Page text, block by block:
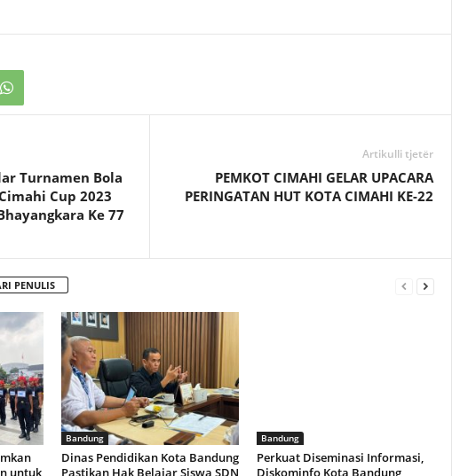
Turnamen Bola
Cup 2023
Ke 77
Artikulli tjetër
PEMKOT CIMAHI GELAR UPACARA
PERINGATAN HUT KOTA CIMAHI KE-22
PENULIS
untuk
Bandung
Dinas Pendidikan Kota Bandung
Pastikan Hak Belajar Siswa SDN
Bandung
Perkuat Diseminasi Informasi,
Diskominfo Kota Bandung